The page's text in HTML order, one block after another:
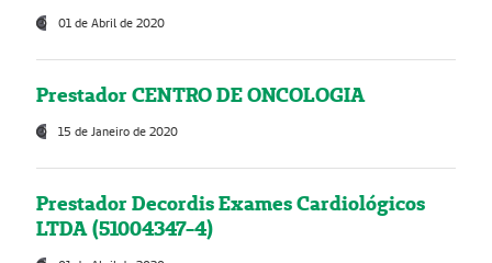
01 de Abril de 2020
Prestador CENTRO DE ONCOLOGIA
15 de Janeiro de 2020
Prestador Decordis Exames Cardiológicos
LTDA (51004347-4)